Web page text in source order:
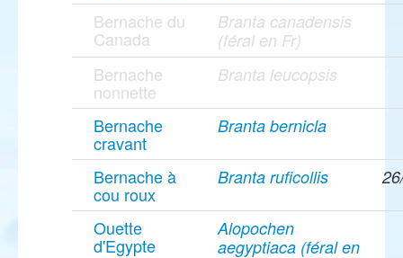
Bernache du
Canada
Branta canadensis
(féral en Fr)
Bernache
nonnette
Branta leucopsis
Bernache
cravant
Branta bernicla
Bernache à
cou roux
Branta ruficollis
Ouette
d'Egypte
Alopochen
aegyptiaca (féral en